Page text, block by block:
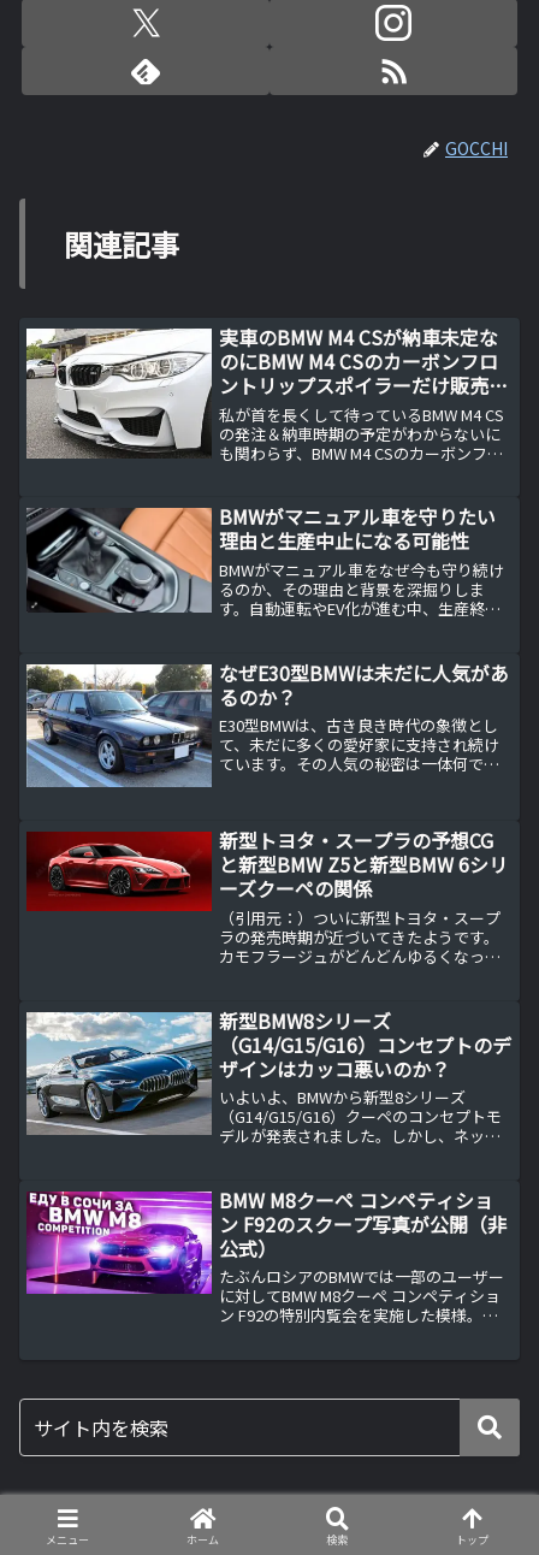
GOCCHI
関連記事
実車のBMW M4 CSが納車未定な
のにBMW M4 CSのカーボンフロ
ントリップスポイラーだけ販売さ
れている件
私が首を長くして待っているBMW M4 CS
の発注＆納車時期の予定がわからないに
も関わらず、BMW M4 CSのカーボンフロ
CSカーボンフロントリップスポイラー
販...
BMWがマニュアル車を守りたい
理由と生産中止になる可能性
BMWがマニュアル車をなぜ今も守り続け
るのか、その理由と背景を深掘りしま
す。自動運転やEV化が進む中、生産終了
年の最新情報を交えて解説。
なぜE30型BMWは未だに人気があ
るのか？
E30型BMWは、古き良き時代の象徴とし
て、未だに多くの愛好家に支持され続け
ています。その人気の秘密は一体何でし
新型トヨタ・スープラの予想CG
と新型BMW Z5と新型BMW 6シリ
ーズクーペの関係
（引用元：）ついに新型トヨタ・スープ
ラの発売時期が近づいてきたようです。
カモフラージュがどんどんゆるくなって
BMW Z5と新型BMW 6シリーズの予想もで
きそうです。新型...
新型BMW8シリーズ
（G14/G15/G16）コンセプトのデ
ザインはカッコ悪いのか？
いよいよ、BMWから新型8シリーズ
（G14/G15/G16）クーペのコンセプトモ
デルが発表されました。しかし、ネット
た。フロントのキドニーグリルが大きす
ぎる確かにBMW...
BMW M8クーペ コンペティショ
ン F92のスクープ写真が公開（非
公式）
たぶんロシアのBMWでは一部のユーザー
に対してBMW M8クーペ コンペティショ
ン F92の特別内覧会を実施した模様。
カテゴリー
メニュー ホーム 検索 トップ